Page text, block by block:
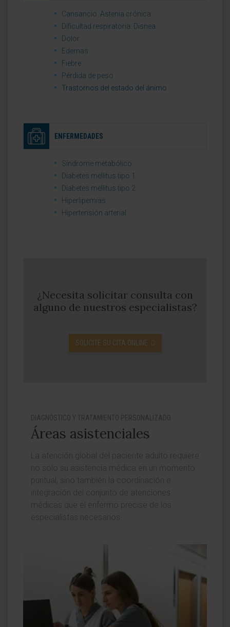
Cansancio. Astenia crónica
Dificultad respiratoria. Disnea
Dolor
Edemas
Fiebre
Pérdida de peso
Trastornos del estado del ánimo
ENFERMEDADES
Síndrome metabólico
Diabetes mellitus tipo 1
Diabetes mellitus tipo 2
Hiperlipemias
Hipertensión arterial
¿Necesita solicitar consulta con
alguno de nuestros especialistas?
SOLICITE SU CITA ONLINE
DIAGNÓSTICO Y TRATAMIENTO PERSONALIZADO
Áreas asistenciales
La atención global del paciente adulto requiere
no solo su asistencia médica en un momento
puntual, sino también la coordinación e
integración del conjunto de atenciones
médicas que el enfermo precise de los
especialistas necesarios.